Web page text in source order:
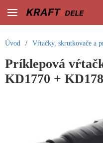
Úvod / Vŕtačky, skrutkovače a
Príklepová
KD1770 +